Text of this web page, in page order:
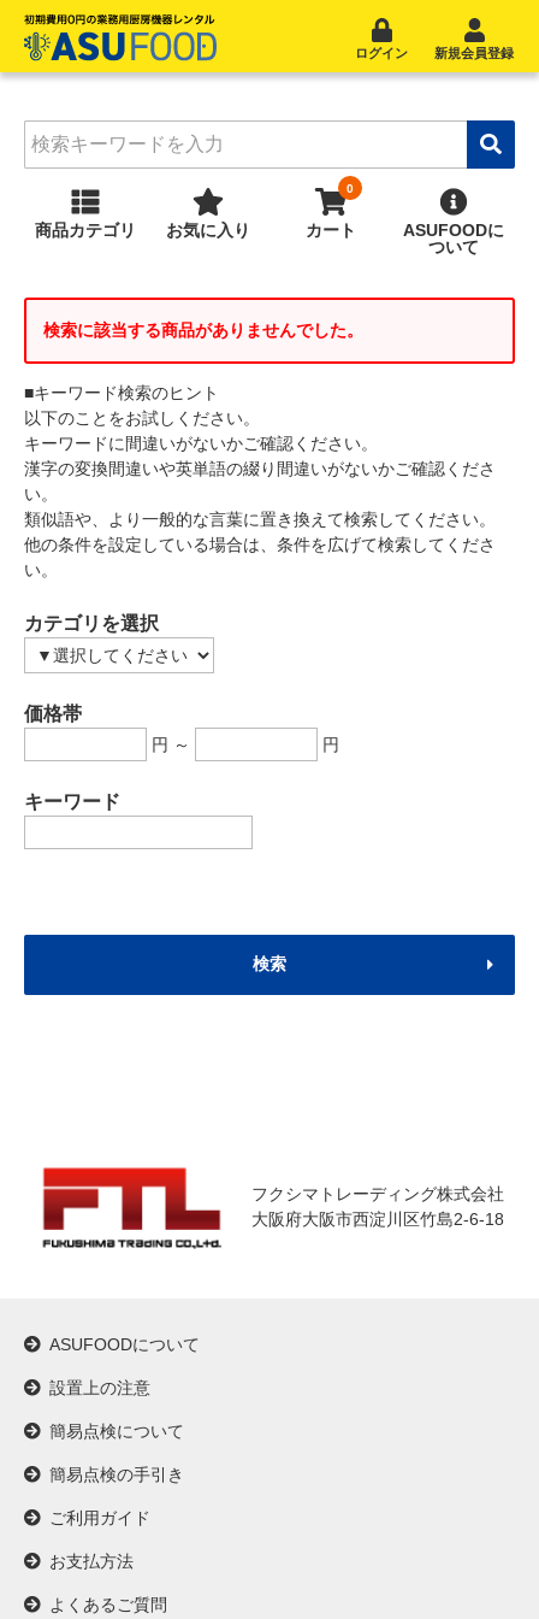
ログイン 新規会員登録
商品カテゴリ お気に入り カート ASUFOODに
ついて
検索に該当する商品がありませんでした。
■キーワード検索のヒント
以下のことをお試しください。
キーワードに間違いがないかご確認ください。
漢字の変換間違いや英単語の綴り間違いがないかご確認くださ
い。
類似語や、より一般的な言葉に置き換えて検索してください。
他の条件を設定している場合は、条件を広げて検索してくださ
い。
カテゴリを選択
価格帯
円 ～ 円
キーワード
フクシマトレーディング株式会社
大阪府大阪市西淀川区竹島2-6-18
ASUFOODについて
設置上の注意
簡易点検について
簡易点検の手引き
ご利用ガイド
お支払方法
よくあるご質問